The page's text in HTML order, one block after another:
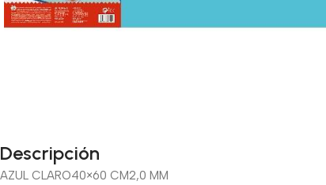
Descripción
AZUL CLARO40×60 CM2,0 MM